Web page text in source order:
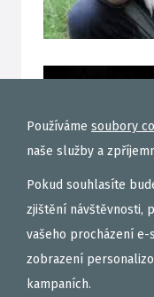
Používáme soubory
naše služby a
Pokud souhlasíte
zjištění návštěvnosti,
vašeho procházení
zobrazení
kampaních.